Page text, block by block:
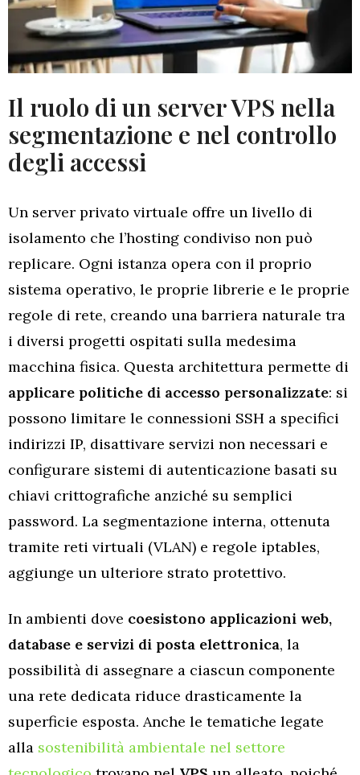
Il ruolo di un server VPS nella
segmentazione e nel controllo
degli accessi
Un server privato virtuale offre un livello di
isolamento che l’hosting condiviso non può
replicare. Ogni istanza opera con il proprio
sistema operativo, le proprie librerie e le proprie
regole di rete, creando una barriera naturale tra
i diversi progetti ospitati sulla medesima
macchina fisica. Questa architettura permette di
applicare politiche di accesso personalizzate: si
possono limitare le connessioni SSH a specifici
indirizzi IP, disattivare servizi non necessari e
configurare sistemi di autenticazione basati su
chiavi crittografiche anziché su semplici
password. La segmentazione interna, ottenuta
tramite reti virtuali (VLAN) e regole iptables,
aggiunge un ulteriore strato protettivo.
In ambienti dove coesistono applicazioni web,
database e servizi di posta elettronica, la
possibilità di assegnare a ciascun componente
una rete dedicata riduce drasticamente la
superficie esposta. Anche le tematiche legate
alla sostenibilità ambientale nel settore